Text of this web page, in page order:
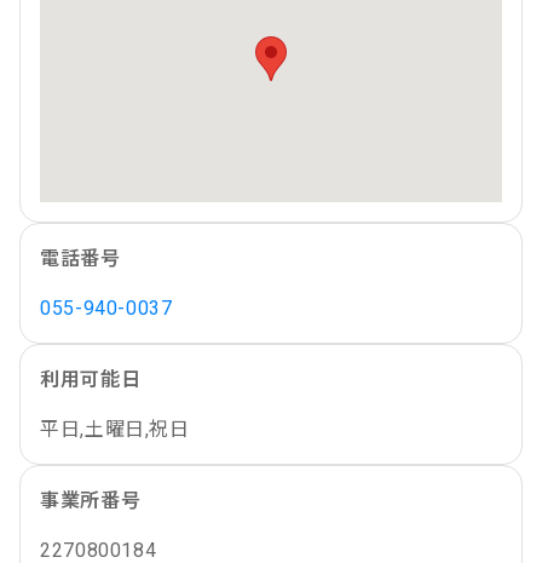
電話番号
055-940-0037
利用可能日
平日,土曜日,祝日
事業所番号
2270800184